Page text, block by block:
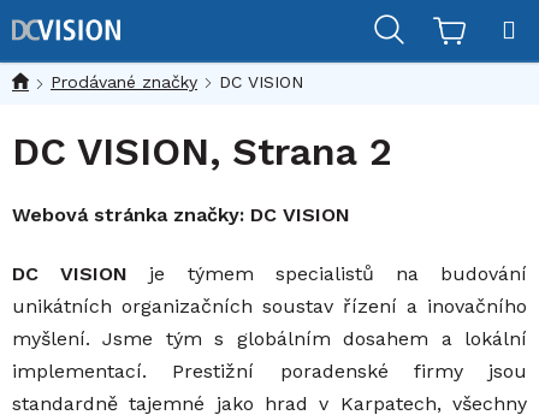
na
obsah
Hledat
Prodávané značky DC VISION
DC VISION, Strana 2
Webová stránka značky: DC VISION
DC VISION je týmem specialistů na budování
unikátních organizačních soustav řízení a inovačního
myšlení. Jsme tým s globálním dosahem a lokální
implementací. Prestižní poradenské firmy jsou
standardně tajemné jako hrad v Karpatech, všechny